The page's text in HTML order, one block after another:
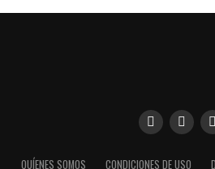
QUÍENES SOMOS CONDICIONES DE USO
Utilizamos cookies para darte una